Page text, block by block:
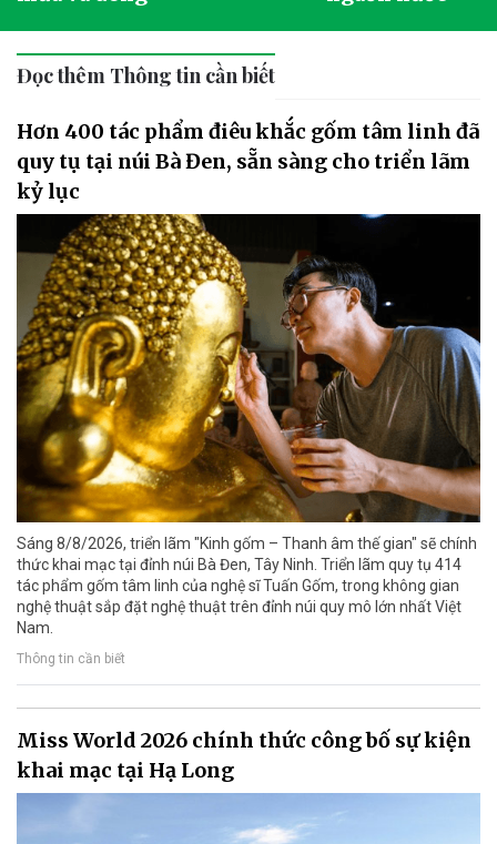
Đọc thêm Thông tin cần biết
Hơn 400 tác phẩm điêu khắc gốm tâm linh đã
quy tụ tại núi Bà Đen, sẵn sàng cho triển lãm
kỷ lục
Sáng 8/8/2026, triển lãm "Kinh gốm – Thanh âm thế gian" sẽ chính
thức khai mạc tại đỉnh núi Bà Đen, Tây Ninh. Triển lãm quy tụ 414
tác phẩm gốm tâm linh của nghệ sĩ Tuấn Gốm, trong không gian
nghệ thuật sắp đặt nghệ thuật trên đỉnh núi quy mô lớn nhất Việt
Nam.
Thông tin cần biết
Miss World 2026 chính thức công bố sự kiện
khai mạc tại Hạ Long